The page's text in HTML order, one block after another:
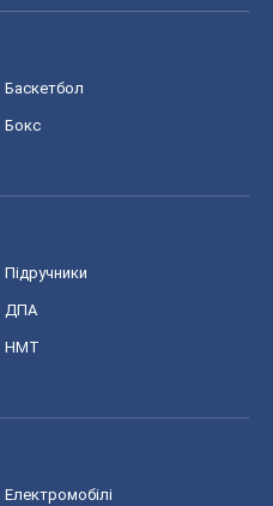
Баскетбол
Бокс
Підручники
ДПА
НМТ
Електромобілі